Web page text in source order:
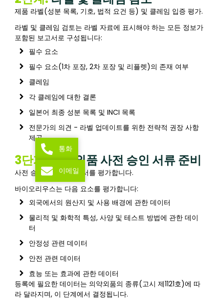
제품 라벨(성분 목록, 기호, 법적 요건 등) 및 클레임 입증 평가.
라벨 및 클레임 검토는 라벨 자료에 표시해야 하는 모든 정보가
포함된 보고서로 구성됩니다:
필수 요소
필수 요소(1차 포장, 2차 포장 및 리플렛)의 존재 여부
클레임
각 클레임에 대한 결론
일본어 최종 성분 목록 및 INCI 목록
전문가의 의견 - 라벨 업데이트를 위한 전략적 권장 사항
제공
3단계: 의약외품 사전 승인 서류 준비
사전 승인에 필요한 문서를 평가합니다.
바이오리우스는 다음 요소를 평가합니다:
외국에서의 원산지 및 사용 배경에 관한 데이터
물리적 및 화학적 특성, 사양 및 테스트 방법에 관한 데이
터
안정성 관련 데이터
안전 관련 데이터
효능 또는 효과에 관한 데이터
등록에 필요한 데이터는 의약외품의 종류(고시 제1121호)에 따
라 달라지며, 이 단계에서 결정됩니다.
통화
이메일